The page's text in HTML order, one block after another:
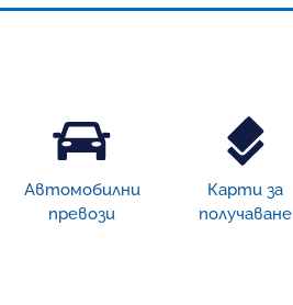
Автомобилни
превози
Карти за
получаване